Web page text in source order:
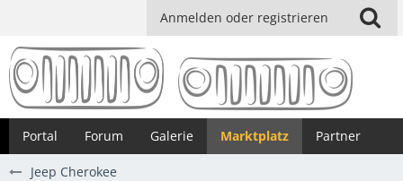
Anmelden oder registrieren
Portal Forum Galerie Marktplatz Partner
Jeep Cherokee